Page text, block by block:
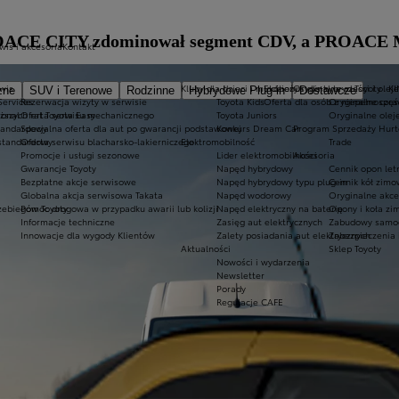
SUV i Terenowe Rodzinne Hybrydowe Plug-in
Dostawcze
Ekobonus dla hybryd Toyoty
Oferta dla osób z
Toyoty
Kluby dla dzieci i młodzieży
Toyota Kids
Toyota Juniors
Konkurs Dream Car
Elektromobilność
Lider elektromobilności
Napęd hybrydowy
Napęd hybrydowy typu plug-in
Napęd wodorowy
Napęd elektryczny na baterię
Zasięg aut elektrycznych
Zalety posiadania aut elektrycznych
Aktualności
Nowości i wydarzenia
Newsletter
Porady
Regulacje CAFE
rat Toyota Easy
i akcesoria
Rezerwacja wizyty w serwisie
Oferta serwisu mechanicznego
Specjalna oferta dla aut po gwarancji podstawowej
Oferta serwisu blacharsko-lakierniczego
Promocje i usługi sezonowe
Gwarancje Toyoty
Bezpłatne akcje serwisowe
Globalna akcja serwisowa Takata
Pomoc drogowa w przypadku awarii lub kolizji
Informacje techniczne
Innowacje dla wygody Klientów
Oryginalne części i
Oryginalne
Oryginalne oleje
Program Sprzedaży
Trade
Akcesoria
Cennik opon
Cennik kół
Oryginalne
Opony i koła
Zabudowy
Sklep Toyoty
Kontakt
CITY zdominował segment CDV, a